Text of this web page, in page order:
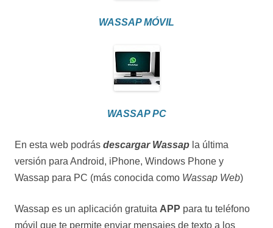
WASSAP MÓVIL
WASSAP PC
En esta web podrás descargar Wassap la última
versión para Android, iPhone, Windows Phone y
Wassap para PC (más conocida como Wassap Web)
Wassap es un aplicación gratuita APP para tu teléfono
móvil que te permite enviar mensajes de texto a los